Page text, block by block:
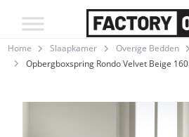
Home Slaapkamer Overige Bedden
Opbergboxspring Rondo Velvet Beige